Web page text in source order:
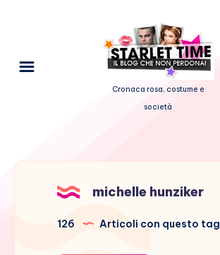
Cronaca rosa, costume e
società
michelle hunziker
126 Articoli con questo tag